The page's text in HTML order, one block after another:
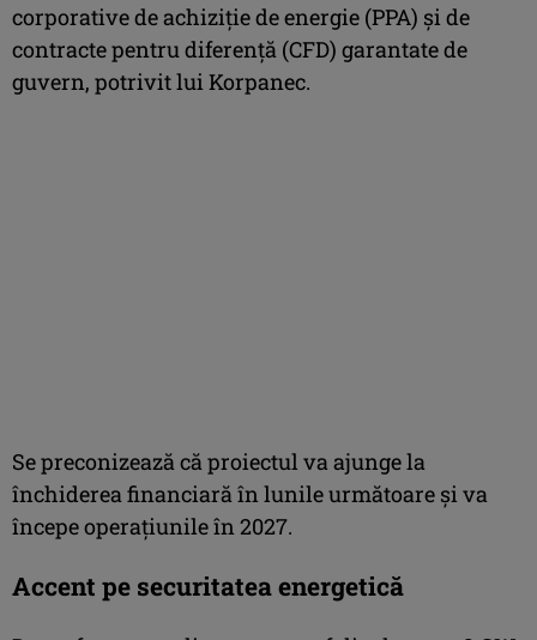
corporative de achiziție de energie (PPA) și de
contracte pentru diferență (CFD) garantate de
guvern, potrivit lui Korpanec.
Se preconizează că proiectul va ajunge la
închiderea financiară în lunile următoare și va
începe operațiunile în 2027.
Accent pe securitatea energetică